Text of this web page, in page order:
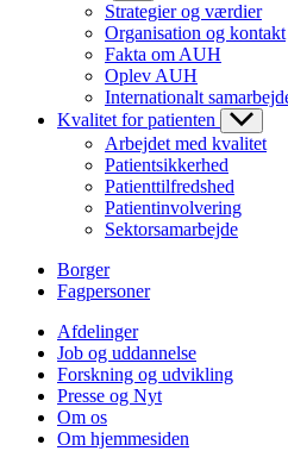
Strategier og værdier
Organisation og kontakt
Fakta om AUH
Oplev AUH
Internationalt
Kvalitet for patienten
Arbejdet med kvalitet
Patientsikkerhed
Patienttilfredshed
Patientinvolvering
Sektorsamarbejde
Borger
Fagpersoner
Afdelinger
Job og uddannelse
Forskning og udvikling
Presse og Nyt
Om os
Om hjemmesiden